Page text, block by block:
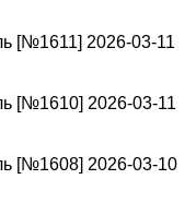
[№1611] 2026-03-11
[№1610] 2026-03-11
[№1608] 2026-03-10